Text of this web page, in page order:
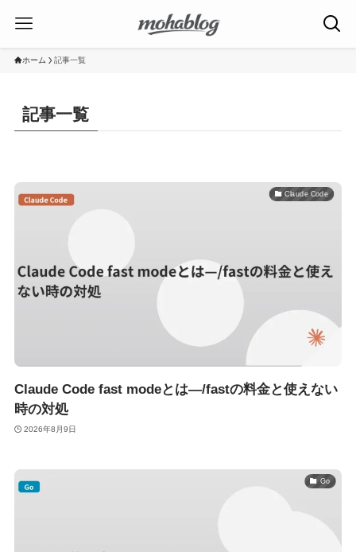
ホーム 記事一覧
記事一覧
Claude Code
Claude Code fast modeとは—/fastの料金と使えない
時の対処
2026年8月9日
Go